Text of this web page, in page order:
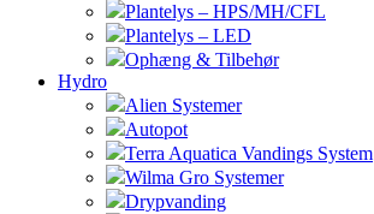
Plantelys – HPS/MH/CFL
Plantelys – LED
Ophæng & Tilbehør
Hydro
Alien Systemer
Autopot
Terra Aquatica Vandings System
Wilma Gro Systemer
Drypvanding